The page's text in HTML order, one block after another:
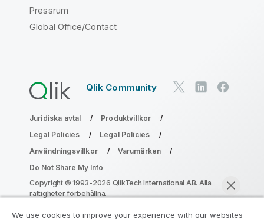
Pressrum
Global Office/Contact
Qlik Community
Juridiska avtal
Produktvillkor
Legal Policies
Legal Policies
Användningsvillkor
Varumärken
Do Not Share My Info
Copyright © 1993-2026 QlikTech International AB. Alla
rättigheter förbehållna.
We use cookies to improve your experience with our websites